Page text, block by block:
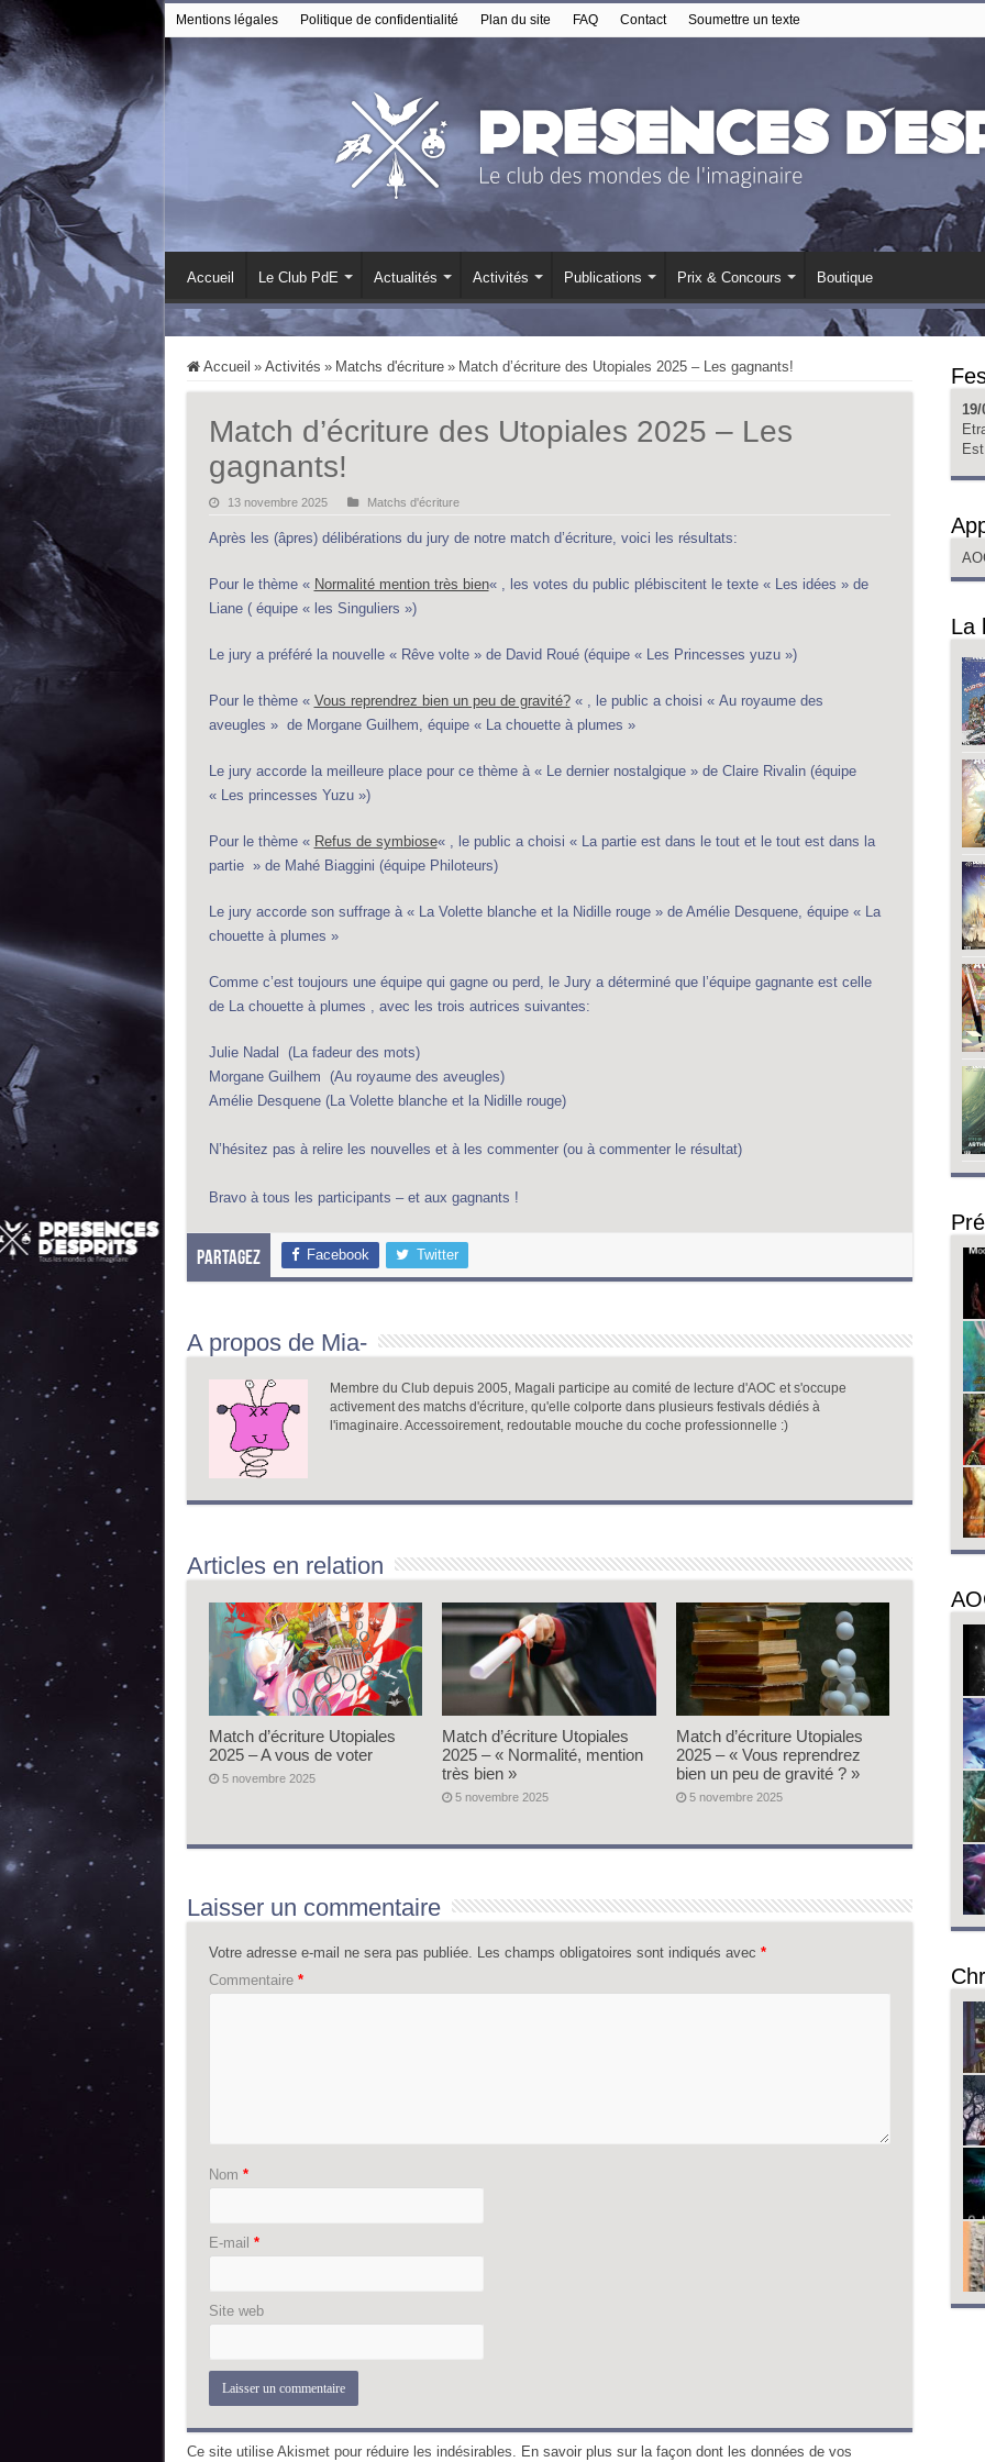
Mentions légales Politique de confidentialité Plan du site FAQ Contact Soumettre un texte
Accueil Le Club PdE Actualités Activités Publications Prix & Concours Boutique
Accueil » Activités » Matchs d'écriture » Match d’écriture des Utopiales 2025 – Les gagnants!
Match d’écriture des Utopiales 2025 – Les
gagnants!
13 novembre 2025 Matchs d'écriture
Après les (âpres) délibérations du jury de notre match d’écriture, voici les résultats:
Pour le thème « Normalité mention très bien« , les votes du public plébiscitent le texte « Les idées » de
Liane ( équipe « les Singuliers »)
Le jury a préféré la nouvelle « Rêve volte » de David Roué (équipe « Les Princesses yuzu »)
Pour le thème « Vous reprendrez bien un peu de gravité?« , le public a choisi « Au royaume des
aveugles » de Morgane Guilhem, équipe « La chouette à plumes »
Le jury accorde la meilleure place pour ce thème à « Le dernier nostalgique » de Claire Rivalin (équipe
« Les princesses Yuzu »)
Pour le thème « Refus de symbiose« , le public a choisi « La partie est dans le tout et le tout est dans la
partie » de Mahé Biaggini (équipe Philoteurs)
Le jury accorde son suffrage à « La Volette blanche et la Nidille rouge » de Amélie Desquene, équipe « La
chouette à plumes »
Comme c’est toujours une équipe qui gagne ou perd, le Jury a déterminé que l’équipe gagnante est celle
de La chouette à plumes , avec les trois autrices suivantes:
Julie Nadal (La fadeur des mots)
Morgane Guilhem (Au royaume des aveugles)
Amélie Desquene (La Volette blanche et la Nidille rouge)
N’hésitez pas à relire les nouvelles et à les commenter (ou à commenter le résultat)
Bravo à tous les participants – et aux gagnants !
Partagez Facebook Twitter
A propos de Mia-
Membre du Club depuis 2005, Magali participe au comité de lecture d'AOC et s'occupe
activement des matchs d'écriture, qu'elle colporte dans plusieurs festivals dédiés à
l'imaginaire. Accessoirement, redoutable mouche du coche professionnelle :)
Articles en relation
Match d’écriture Utopiales
2025 – A vous de voter
5 novembre 2025
Match d’écriture Utopiales
2025 – « Normalité, mention
très bien »
5 novembre 2025
Match d’écriture Utopiales
2025 – « Vous reprendrez
bien un peu de gravité ? »
5 novembre 2025
Laisser un commentaire
Votre adresse e-mail ne sera pas publiée. Les champs obligatoires sont indiqués avec *
Commentaire *
Nom *
E-mail *
Site web
Ce site utilise Akismet pour réduire les indésirables. En savoir plus sur la façon dont les données de vos
19/
Est
La